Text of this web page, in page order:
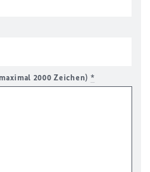
2000 Zeichen) *